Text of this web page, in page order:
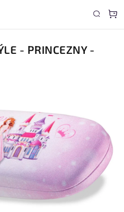
- PRINCEZNY -